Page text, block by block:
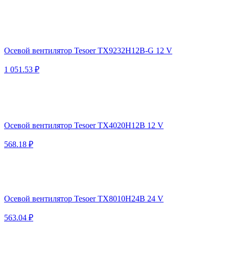
Осевой вентилятор Tesoer TX9232H12B-G 12 V
1 051.53 ₽
Осевой вентилятор Tesoer TX4020H12B 12 V
568.18 ₽
Осевой вентилятор Tesoer TX8010H24B 24 V
563.04 ₽